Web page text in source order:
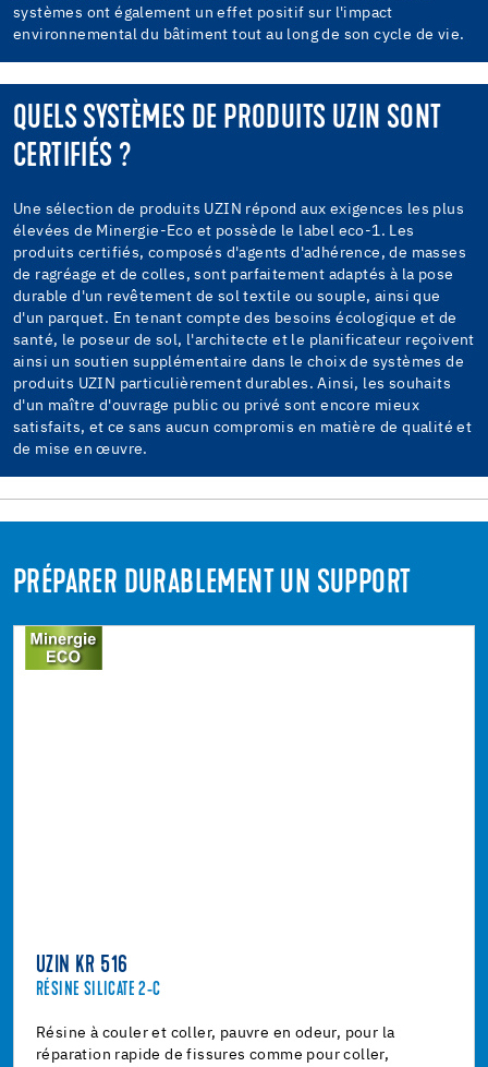
systèmes ont également un effet positif sur l'impact
environnemental du bâtiment tout au long de son cycle de vie.
QUELS SYSTÈMES DE PRODUITS UZIN SONT
CERTIFIÉS ?
Une sélection de produits UZIN répond aux exigences les plus
élevées de Minergie-Eco et possède le label eco-1. Les
produits certifiés, composés d'agents d'adhérence, de masses
de ragréage et de colles, sont parfaitement adaptés à la pose
durable d'un revêtement de sol textile ou souple, ainsi que
d'un parquet. En tenant compte des besoins écologique et de
santé, le poseur de sol, l'architecte et le planificateur reçoivent
ainsi un soutien supplémentaire dans le choix de systèmes de
produits UZIN particulièrement durables. Ainsi, les souhaits
d'un maître d'ouvrage public ou privé sont encore mieux
satisfaits, et ce sans aucun compromis en matière de qualité et
de mise en œuvre.
PRÉPARER DURABLEMENT UN SUPPORT
UZIN KR 516
RÉSINE SILICATE 2-C
Résine à couler et coller, pauvre en odeur, pour la
réparation rapide de fissures comme pour coller,